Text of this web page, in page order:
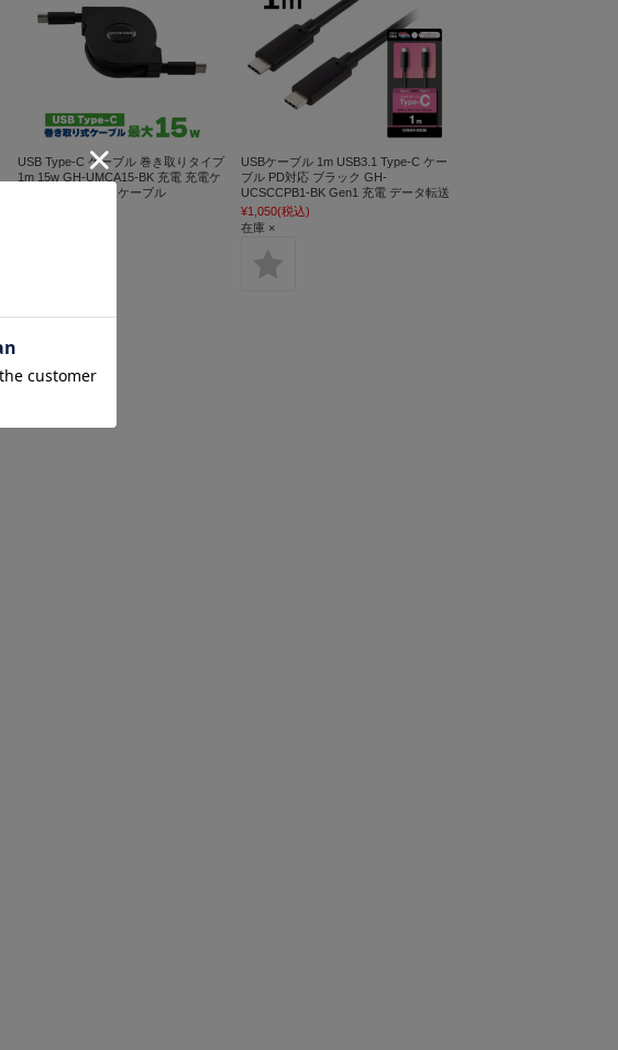
USB Type-C ケーブル 巻き取りタイプ
1m 15w GH-UMCA15-BK 充電 充電ケ
ーブル データ転送ケーブル
USBケーブル 1m USB3.1 Type-C ケー
ブル PD対応 ブラック GH-
UCSCCPB1-BK Gen1 充電 データ転送
¥1,050(税込)
在庫 ×